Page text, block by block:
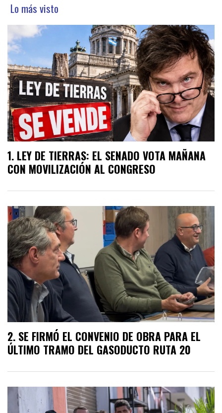
Lo más visto
LEY DE TIERRAS: EL SENADO VOTA MAÑANA
CON MOVILIZACIÓN AL CONGRESO
SE FIRMÓ EL CONVENIO DE OBRA PARA EL
ÚLTIMO TRAMO DEL GASODUCTO RUTA 20